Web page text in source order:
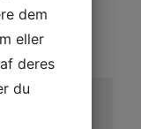
vores
dem
eller
deres
du